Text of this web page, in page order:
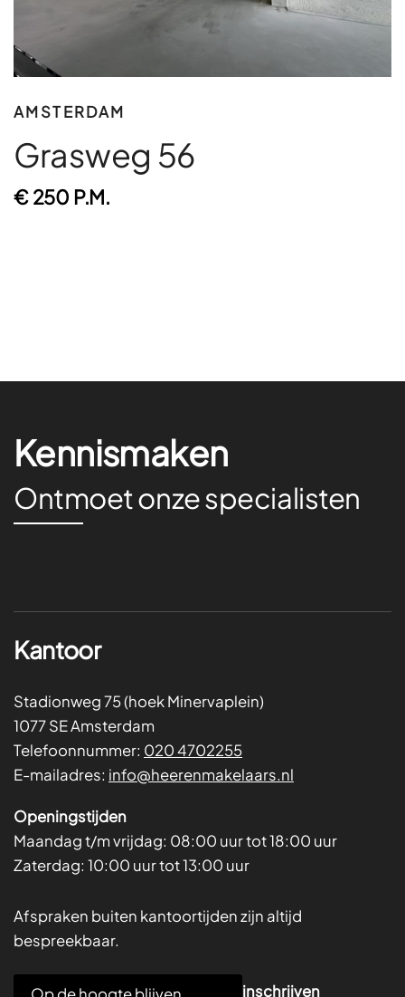
AMSTERDAM
Grasweg 56
€ 250 P.M.
Kennismaken
Ontmoet onze specialisten
Kantoor
Stadionweg 75 (hoek Minervaplein)
1077 SE Amsterdam
Telefoonnummer: 020 4702255
E-mailadres: info@heerenmakelaars.nl
Openingstijden
Maandag t/m vrijdag: 08:00 uur tot 18:00 uur
Zaterdag: 10:00 uur tot 13:00 uur
Afspraken buiten kantoortijden zijn altijd
bespreekbaar.
inschrijven